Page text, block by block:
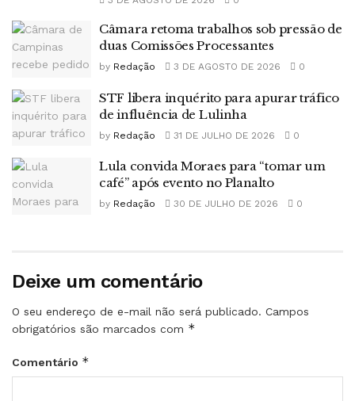
Câmara retoma trabalhos sob pressão de
duas Comissões Processantes
by Redação 3 DE AGOSTO DE 2026 0
STF libera inquérito para apurar tráfico
de influência de Lulinha
by Redação 31 DE JULHO DE 2026 0
Lula convida Moraes para “tomar um
café” após evento no Planalto
by Redação 30 DE JULHO DE 2026 0
Deixe um comentário
O seu endereço de e-mail não será publicado. Campos
obrigatórios são marcados com *
Comentário *